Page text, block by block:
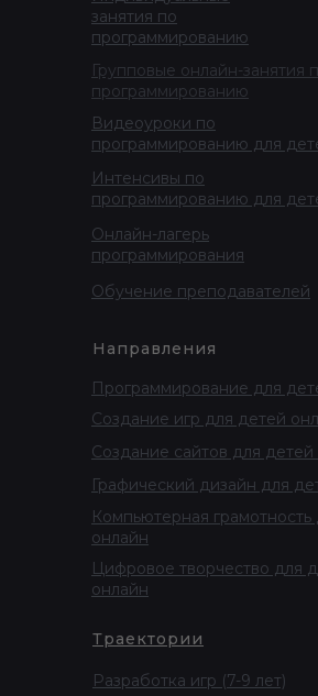
Траектории
Разработка игр (7-9 лет)
Видеоуроки по
программированию для
Интенсивы по
программированию для
Групповые онлайн-занятия
программированию
занятия по
программированию
Онлайн-лагерь
программирования
Обучение преподавателей
Направления
Программирование для
Создание игр для детей
Создание сайтов для детей
Цифровое творчество для
онлайн
Компьютерная грамотность
онлайн
Графический дизайн для